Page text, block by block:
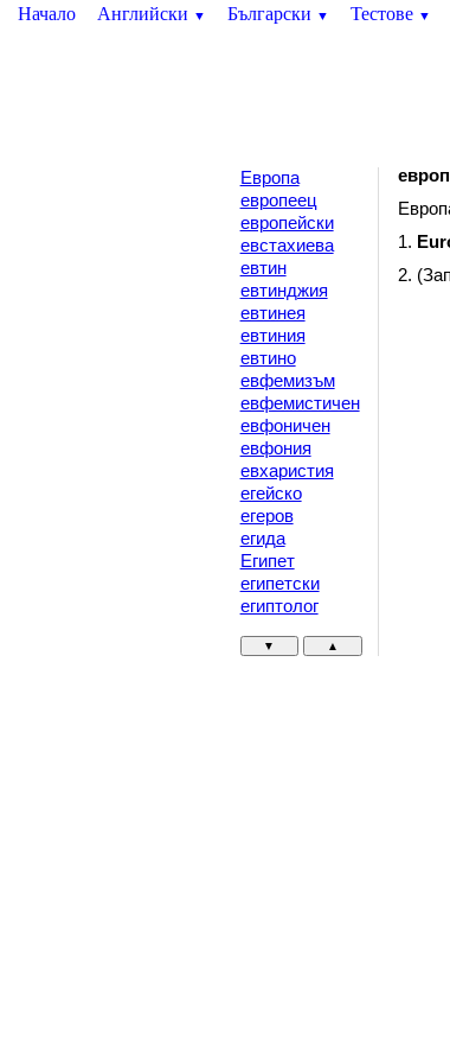
Начало Английски ▼ Български ▼ Тестове ▼
Европа
европеец
европейски
евстахиева
евтин
евтинджия
евтинея
евтиния
евтино
евфемизъм
евфемистичен
евфоничен
евфония
евхаристия
егейско
егеров
егида
Египет
египетски
египтолог
▼ ▲
1.
2.